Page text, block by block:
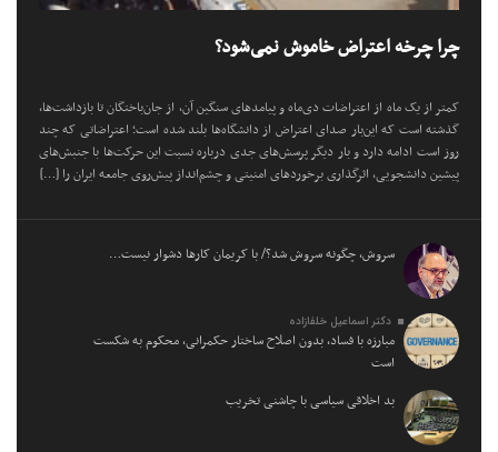
چرا چرخه اعتراض خاموش نمی‌شود؟
کمتر از یک ماه از اعتراضات دی‌ماه و پیامد‌های سنگین آن، از جان‌باختگان تا بازداشت‌ها،
گذشته است که این‌بار صدای اعتراض از دانشگاه‌ها بلند شده است؛ اعتراضاتی که چند
روز است ادامه دارد و بار دیگر پرسش‌های جدی درباره نسبت این حرکت‌ها با جنبش‌های
پیشین دانشجویی، اثرگذاری برخورد‌های امنیتی و چشم‌انداز پیش‌روی جامعه ایران را […]
سروش، چگونه سروش شد؟/ با کریمان کارها دشوار نیست…
دکتر اسماعیل خلفازاده
مبارزه با فساد، بدون اصلاح ساختار حکمرانی، محکوم به شکست
است
بد اخلاقی سیاسی با چاشنی تخریب